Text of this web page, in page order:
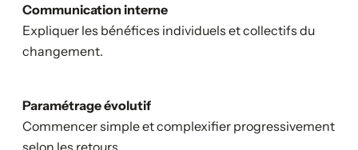
Communication interne
Expliquer les bénéfices individuels et collectifs du
changement.
Paramétrage évolutif
Commencer simple et complexifier progressivement
selon les retours.